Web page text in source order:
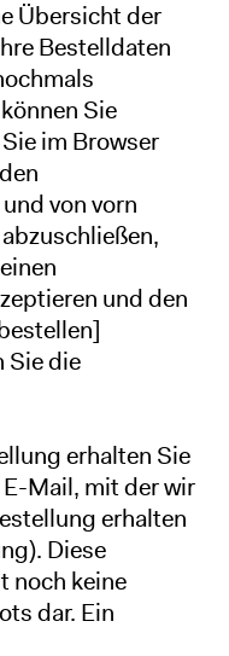
Übersicht der
Bestelldaten
Sie
im Browser
von vorn
und den
Sie die
erhalten Sie
Mail, mit der wir
erhalten
Diese
noch keine
dar. Ein